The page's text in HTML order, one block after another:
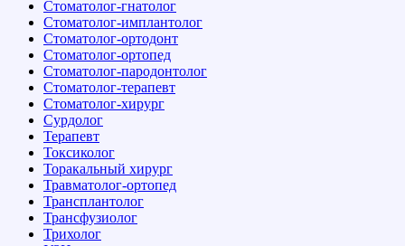
Стоматолог-гнатолог
Стоматолог-имплантолог
Стоматолог-ортодонт
Стоматолог-ортопед
Стоматолог-пародонтолог
Стоматолог-терапевт
Стоматолог-хирург
Сурдолог
Терапевт
Токсиколог
Торакальный хирург
Травматолог-ортопед
Трансплантолог
Трансфузиолог
Трихолог